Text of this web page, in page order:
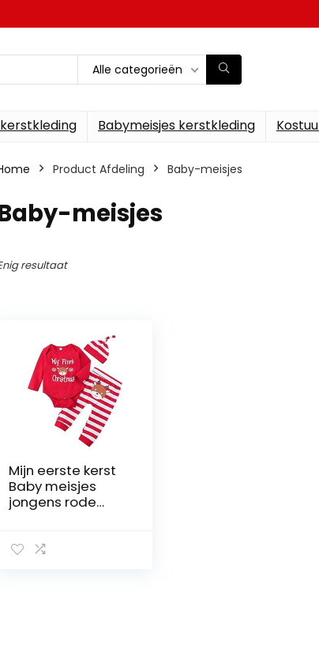
Alle categorieën
Babymeisjes kerstkleding
Product Afdeling ‎Baby-meisjes
meisjes
resultaat
Mijn eerste kerst
Baby meisjes
jongens rode
en hoed 3-delige